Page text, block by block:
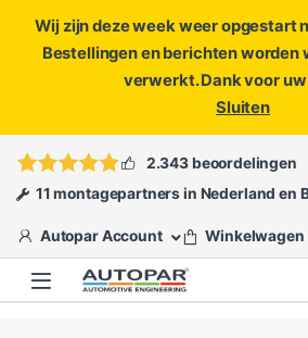
Wij zijn deze week weer opgestart
Bestellingen en berichten
verwerkt. Dank voor
Sluiten
ofopen een
2.343 beoordelingen
11 montagepartners in Nederland en
Autopar Account Winkelwagen